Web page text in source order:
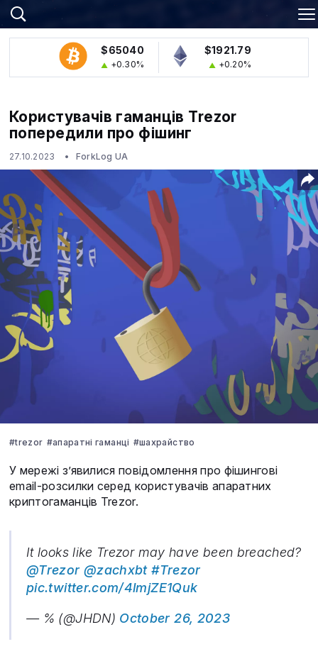
$65040
+0.30%
$1921.79
+0.20%
Користувачів гаманців Trezor
попередили про фішинг
27.10.2023 ForkLog UA
#trezor #апаратні гаманці #шахрайство
У мережі з’явилися повідомлення про фішингові
email-розсилки серед користувачів апаратних
криптогаманців Trezor.
It looks like Trezor may have been breached?
@Trezor @zachxbt #Trezor
pic.twitter.com/4lmjZE1Quk
— % (@JHDN) October 26, 2023